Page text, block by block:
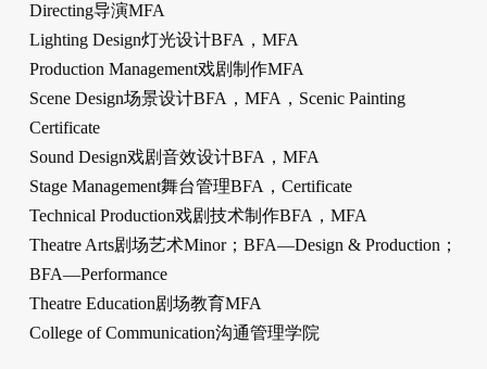
Directing导演MFA
Lighting Design灯光设计BFA，MFA
Production Management戏剧制作MFA
Scene Design场景设计BFA，MFA，Scenic Painting
Certificate
Sound Design戏剧音效设计BFA，MFA
Stage Management舞台管理BFA，Certificate
Technical Production戏剧技术制作BFA，MFA
Theatre Arts剧场艺术Minor；BFA—Design & Production；
BFA—Performance
Theatre Education剧场教育MFA
College of Communication沟通管理学院